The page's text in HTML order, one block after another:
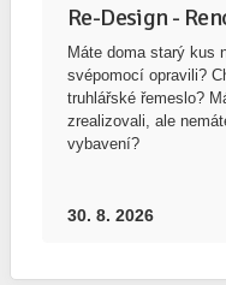
Re-Design -
Máte doma starý kus
svépomocí opravili?
truhlářské řemeslo?
zrealizovali, ale
vybavení?
30. 8. 2026